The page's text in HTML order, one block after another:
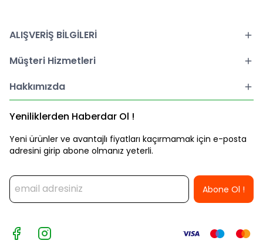
ALIŞVERİŞ BİLGİLERİ
Müşteri Hizmetleri
Hakkımızda
Yeniliklerden Haberdar Ol !
Yeni ürünler ve avantajlı fiyatları kaçırmamak için e-posta
adresini girip abone olmanız yeterli.
Abone Ol !